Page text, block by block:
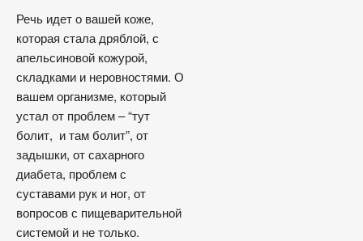
Речь идет о вашей коже,
которая стала дряблой, с
апельсиновой кожурой,
складками и неровностями. О
вашем организме, который
устал от проблем – “тут
болит, и там болит”, от
задышки, от сахарного
диабета, проблем с
суставами рук и ног, от
вопросов с пищеварительной
системой и не только.